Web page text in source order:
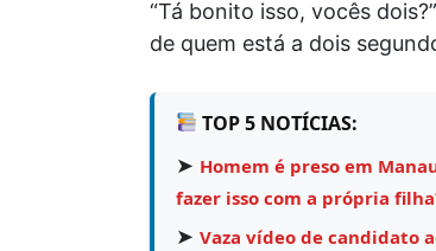
“Tá bonito isso, vocês
de quem está a dois
TOP 5 NOTÍCIAS:
➤ Homem é preso em
fazer isso com a própria
➤ Vaza vídeo de candidato